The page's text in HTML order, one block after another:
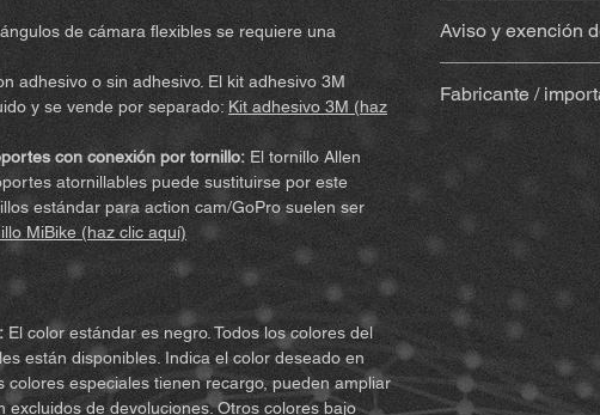
de cámara flexibles se requiere una
adhesivo o sin adhesivo. El kit adhesivo 3M
y se vende por separado: Kit adhesivo 3M (haz
con conexión por tornillo: El tornillo Allen
atornillables puede sustituirse por este
estándar para action cam/GoPro suelen ser
MiBike (haz clic aquí)
El color estándar es negro. Todos los colores del
están disponibles. Indica el color deseado en
colores especiales tienen recargo, pueden ampliar
excluidos de devoluciones. Otros colores bajo
Soporte impreso
resistente a la
Con adhesivo
adhesivo
limpiar, espátula
instrucciones por
suele ser negro
especiales).
Set de accesorios
extensión) – si se
Para
Extensión
Para
con Quickclip
Notas:Pueden
Aviso y exención
Al comprar y
derechos legales
daños y perjuicios.
leído y
de utilizar el
acuerdo y renuncia
acepta todas las
el producto para
1. Debe
riesgos (incluidos
inadecuada por su
que puedan surgir
2. Debe asegurarse
el uso del producto
Fabricante /
MiBike - Mike
Witten, www.mibike.de